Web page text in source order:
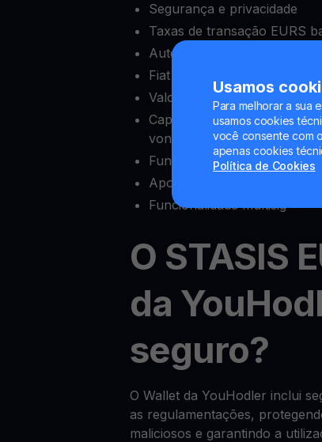
Usamos
Para melhorar a sua
usamos cookies
você consente com
apenas cookies
Política de Cookies
Segurança e privacidade
Taxas de transação EURS
Autenticação de dois fatores
Fiat onramps e offramps
Valor mínimo de depósito
Capacidade de bloquear e
vontade
Funcionalidades completas
Apoio ao cliente fiável
Funcionalidade multisig
O STASIS
da
seguro?
O Wallet da YouHodler inclui
as regulamentações,
maliciosos e garantindo a